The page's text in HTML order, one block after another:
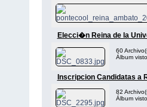
Elecci�n Reina de la
60
Álbum
Inscripcion Candidatas a
82
Álbum